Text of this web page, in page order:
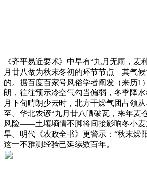
《齐平易近要术》中早有“九月无雨，麦
月廿八做为秋末冬初的环节节点，其气
的。据百度百家号风俗学者阐发（来历1
朗，往往预示冷空气勾当偏弱，冬季降
月下旬晴朗少云时，北方干燥气团占领
至。华北农谚“九月廿八晒破瓦，来年麦
风险——土壤墒情不脚将间接影响冬小麦
旱。明代《农政全书》更警示：“秋末燥
这一不雅测经验已延续数百年。